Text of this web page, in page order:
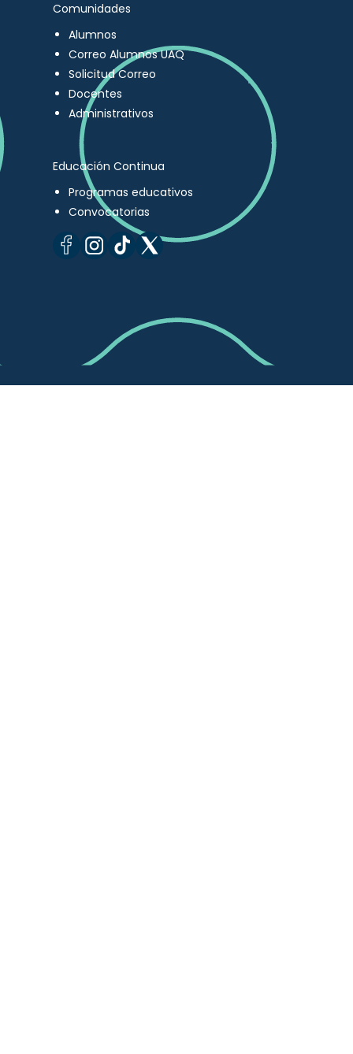
Comunidades
Alumnos
Correo Alumnos UAQ
Solicitud Correo
Docentes
Administrativos
Educación Continua
Programas educativos
Convocatorias